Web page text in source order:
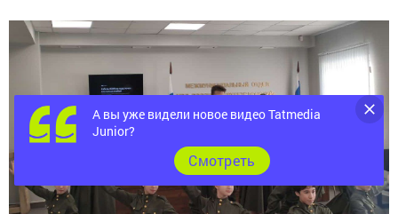
А вы уже видели новое видео Tatmedia
Junior?
Cмотреть